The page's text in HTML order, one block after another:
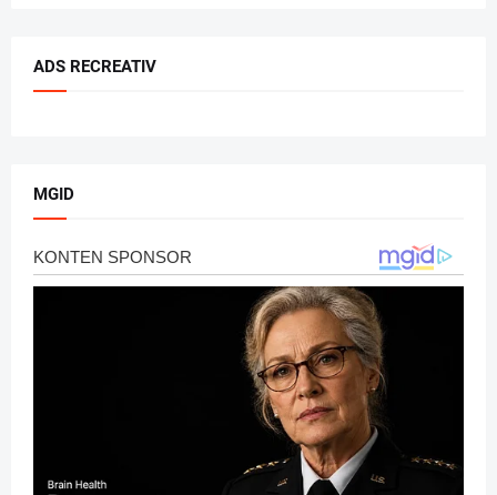
ADS RECREATIV
MGID